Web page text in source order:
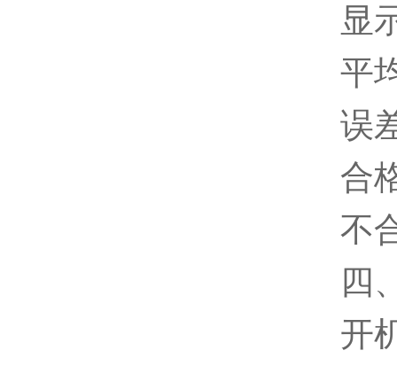
显
平
误
合
不
四
开